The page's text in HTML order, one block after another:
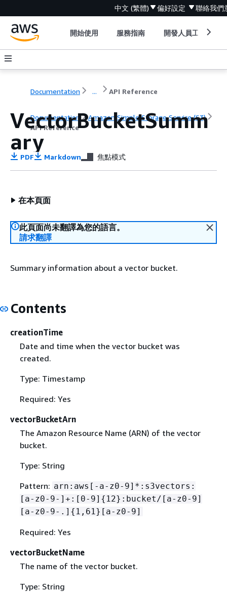
中文 (繁體) 偏好設定 聯絡我們
開始使用 服務指南 開發人員工具
Documentation ... API Reference
Documentation
Amazon Simple Storage Service (S3)
API Reference
VectorBucketSumm
ary
PDF Markdown 焦點模式
在本頁面
此頁面尚未翻譯為您的語言。
請求翻譯
Summary information about a vector bucket.
Contents
creationTime
Date and time when the vector bucket was
created.
Type: Timestamp
Required: Yes
vectorBucketArn
The Amazon Resource Name (ARN) of the vector
bucket.
Type: String
Pattern: arn:aws[-a-z0-9]*:s3vectors:
[a-z0-9-]+:[0-9] { 12}:bucket/[a-z0-9]
[a-z0-9-.] { 1,61}[a-z0-9]
Required: Yes
vectorBucketName
The name of the vector bucket.
Type: String